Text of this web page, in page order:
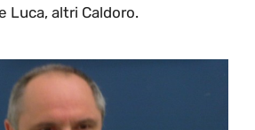
Luca, altri Caldoro.